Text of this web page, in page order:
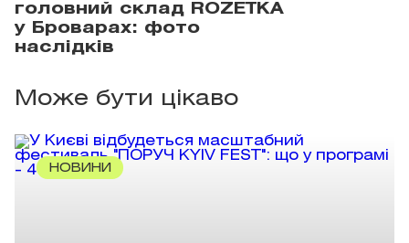
головний склад ROZETKA
у Броварах: фото
наслідків
Може бути цікаво
НОВИНИ